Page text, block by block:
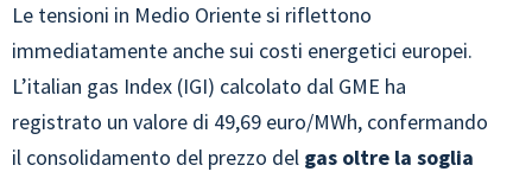
Le tensioni in Medio Oriente si riflettono
immediatamente anche sui costi energetici europei.
L’italian gas Index (IGI) calcolato dal GME ha
registrato un valore di 49,69 euro/MWh, confermando
il consolidamento del prezzo del gas oltre la soglia